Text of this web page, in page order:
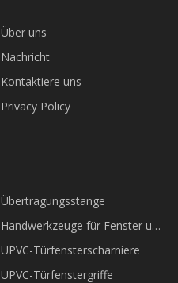
Über uns
Nachricht
Kontaktiere uns
Privacy Policy
Übertragungsstange
Handwerkzeuge für Fenster und
Türen
UPVC-Türfensterscharniere
UPVC-Türfenstergriffe